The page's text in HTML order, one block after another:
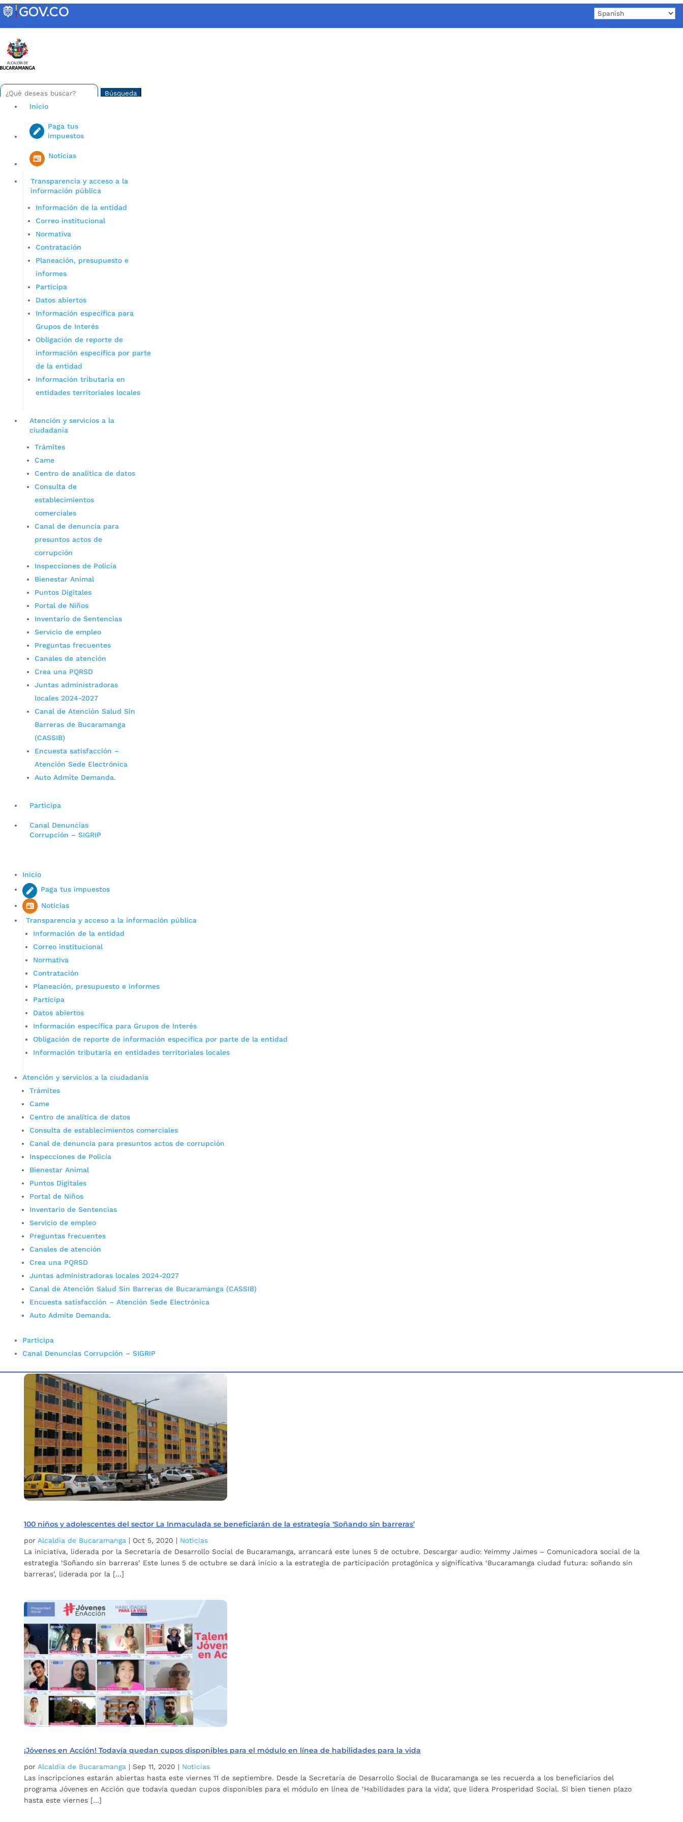
Skip
to
Buscar:
Search
for...
Iniciar sesión en gov co
Inicio
Paga tus
impuestos
Noticias
Transparencia y acceso a la
información pública
Información de la entidad
Correo institucional
Normativa
Contratación
Planeación, presupuesto e
informes
Participa
Datos abiertos
Información específica para
Grupos de Interés
Obligación de reporte de
información específica por parte
de la entidad
Información tributaria en
entidades territoriales locales
Atención y servicios a la
ciudadanía
Trámites
Came
Centro de analítica de datos
Consulta de
establecimientos
comerciales
Canal de denuncia para
presuntos actos de
corrupción
Inspecciones de Policía
Bienestar Animal
Puntos Digitales
Portal de Niños
Inventario de Sentencias
Servicio de empleo
Preguntas frecuentes
Canales de atención
Crea una PQRSD
Juntas administradoras
locales 2024-2027
Canal de Atención Salud Sin
Barreras de Bucaramanga
(CASSIB)
Encuesta satisfacción –
Atención Sede Electrónica
Auto Admite Demanda.
Participa
Canal Denuncias
Corrupción – SIGRIP
Inicio
Paga tus impuestos
Noticias
Transparencia y acceso a la información pública
Información de la entidad
Correo institucional
Normativa
Contratación
Planeación, presupuesto e informes
Participa
Datos abiertos
Información específica para Grupos de Interés
Obligación de reporte de información específica por parte de la entidad
Información tributaria en entidades territoriales locales
Atención y servicios a la ciudadanía
Trámites
Came
Centro de analítica de datos
Consulta de establecimientos comerciales
Canal de denuncia para presuntos actos de corrupción
Inspecciones de Policía
Bienestar Animal
Puntos Digitales
Portal de Niños
Inventario de Sentencias
Servicio de empleo
Preguntas frecuentes
Canales de atención
Crea una PQRSD
Juntas administradoras locales 2024-2027
Canal de Atención Salud Sin Barreras de Bucaramanga (CASSIB)
Encuesta satisfacción – Atención Sede Electrónica
Auto Admite Demanda.
Participa
Canal Denuncias Corrupción – SIGRIP
Inicio 5 Etiqueta: Habilidades para la vida
100 niños y adolescentes del sector La Inmaculada se beneficiarán de la estrategia ‘Soñando sin barreras’
por Alcaldía de Bucaramanga | Oct 5, 2020 | Noticias
La iniciativa, liderada por la Secretaría de Desarrollo Social de Bucaramanga, arrancará este lunes 5 de octubre. Descargar audio: Yeimmy Jaimes – Comunicadora social de la
estrategia ‘Soñando sin barreras’ Este lunes 5 de octubre se dará inicio a la estrategia de participación protagónica y significativa ‘Bucaramanga ciudad futura: soñando sin
barreras’, liderada por la […]
¡Jóvenes en Acción! Todavía quedan cupos disponibles para el módulo en línea de habilidades para la vida
porAlcaldía de Bucaramanga | Sep 11, 2020 | Noticias
Las inscripciones estarán abiertas hasta este viernes 11 de septiembre. Desde la Secretaría de Desarrollo Social de Bucaramanga se les recuerda a los beneficiarios del
programa Jóvenes en Acción que todavía quedan cupos disponibles para el módulo en línea de ‘Habilidades para la vida’, que lidera Prosperidad Social. Si bien tienen plazo
hasta este viernes […]